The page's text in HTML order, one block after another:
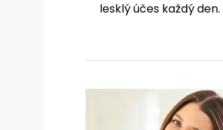
lesklý účes každý den.